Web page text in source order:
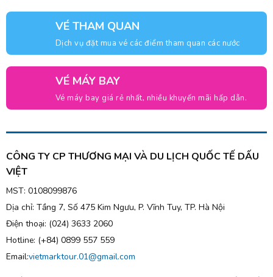
VÉ THAM QUAN
Dịch vụ đặt mua vé các điểm tham quan các nước
VÉ MÁY BAY
Vé máy bay giá rẻ nhất, nhiều khuyến mãi hấp dẫn.
CÔNG TY CP THƯƠNG MẠI VÀ DU LỊCH QUỐC TẾ DẤU
VIỆT
MST: 0108099876
Dịa chỉ: Tầng 7, Số 475 Kim Ngưu, P. Vĩnh Tuy, TP. Hà Nội
Điện thoại: (024) 3633 2060
Hotline: (+84) 0899 557 559
Email:vietmarktour.01@gmail.com